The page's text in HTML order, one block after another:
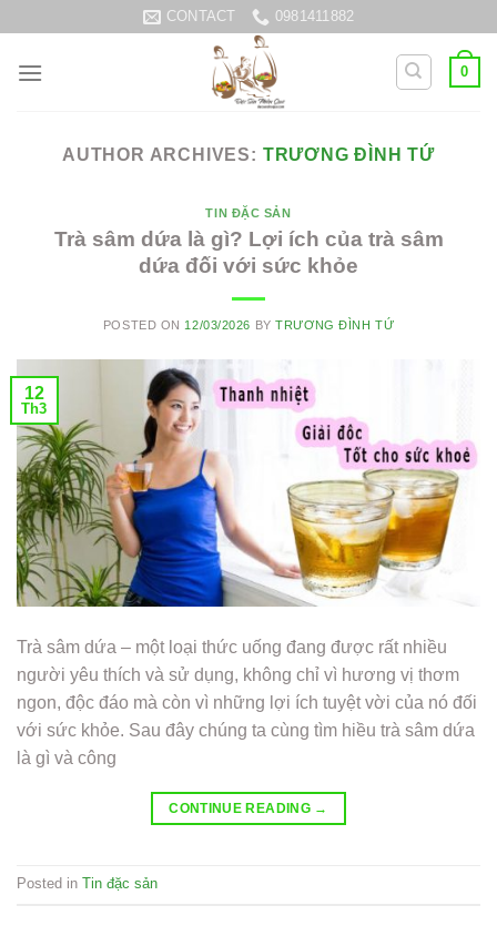
content
CONTACT 0981411882
0
AUTHOR ARCHIVES: TRƯƠNG ĐÌNH TỨ
TIN ĐẶC SẢN
Trà sâm dứa là gì? Lợi ích của trà sâm
dứa đối với sức khỏe
POSTED ON 12/03/2026 BYTRƯƠNG ĐÌNH TỨ
12
Th3
Trà sâm dứa – một loại thức uống đang được rất nhiều
người yêu thích và sử dụng, không chỉ vì hương vị thơm
ngon, độc đáo mà còn vì những lợi ích tuyệt vời của nó đối
với sức khỏe. Sau đây chúng ta cùng tìm hiều trà sâm dứa
là gì và công
CONTINUE READING →
Posted in Tin đặc sản